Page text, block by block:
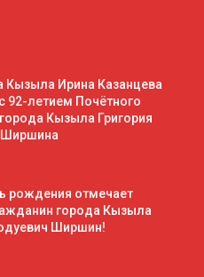
Кызыла Ирина Казанцева
92-летием Почётного
Кызыла Григория
Ширшина
рождения отмечает
города Кызыла
Ширшин!